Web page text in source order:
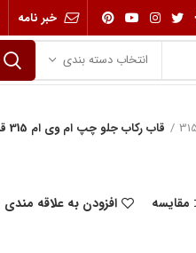
خبر نامه
انتخاب دسته بندی
قاب رکاب جلو چپ ام وی ام 315 قدیم
مقایسه
افزودن به علاقه مندی